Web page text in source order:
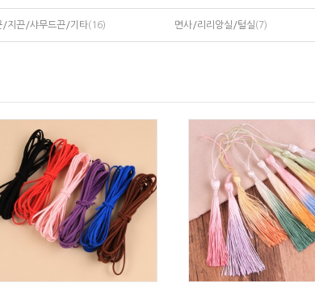
/지끈/샤무드끈/기타(16) 면사/리리앙실/털실(7)